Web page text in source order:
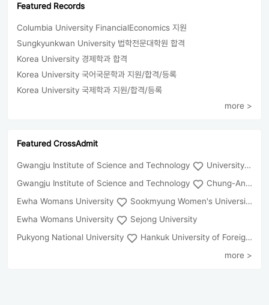
Featured Records
Columbia University FinancialEconomics 지원
Sungkyunkwan University 법학전문대학원 합격
Korea University 경제학과 합격
Korea University 국어국문학과 지원/합격/등록
Korea University 국제학과 지원/합격/등록
more >
Featured CrossAdmit
Gwangju Institute of Science and Technology
University of Seoul
Gwangju Institute of Science and Technology
Chung-Ang University
Ewha Womans University
Sookmyung Women's University
Ewha Womans University
Sejong University
Pukyong National University
Hankuk University of Foreign Studies(Global Campus
more >